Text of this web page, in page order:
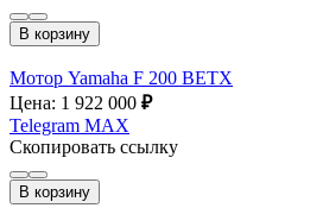
В корзину
Мотор Yamaha F 200 BETX
Цена: 1 922 000 ₽
Telegram MAX
Скопировать ссылку
В корзину